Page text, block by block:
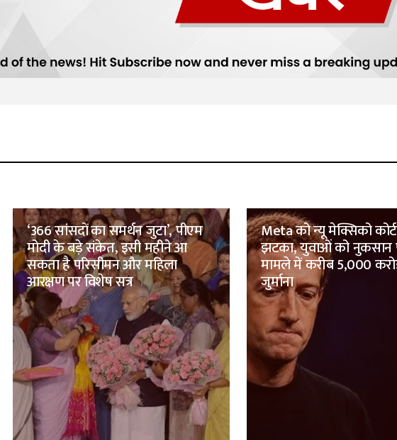
‘366 सांसदों का समर्थन जुटा’, पीएम
मोदी के बड़े संकेत, इसी महीने आ
सकता है परिसीमन और महिला
आरक्षण पर विशेष सत्र
Meta को न्यू मेक्सिको
झटका, युवाओं को नुकसान
मामले में करीब 5,000
जुर्माना